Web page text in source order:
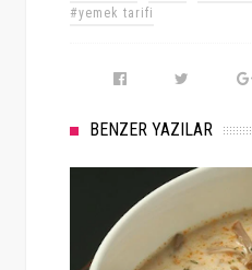
#yemek tarifi
BENZER YAZILAR